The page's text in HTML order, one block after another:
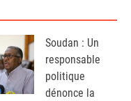
Soudan : Un
responsable
politique
dénonce la